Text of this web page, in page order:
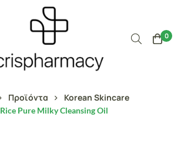
0
Προϊόντα Korean Skincare
Rice Pure Milky Cleansing Oil